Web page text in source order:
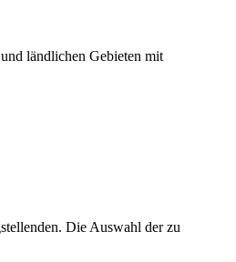
ländlichen Gebieten mit
Die Auswahl der zu